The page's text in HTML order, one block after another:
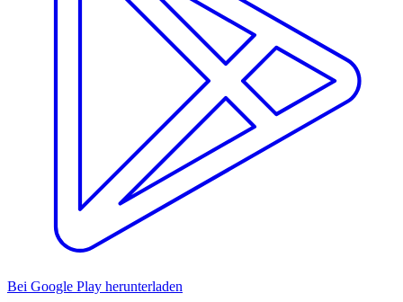
Bei Google Play herunterladen